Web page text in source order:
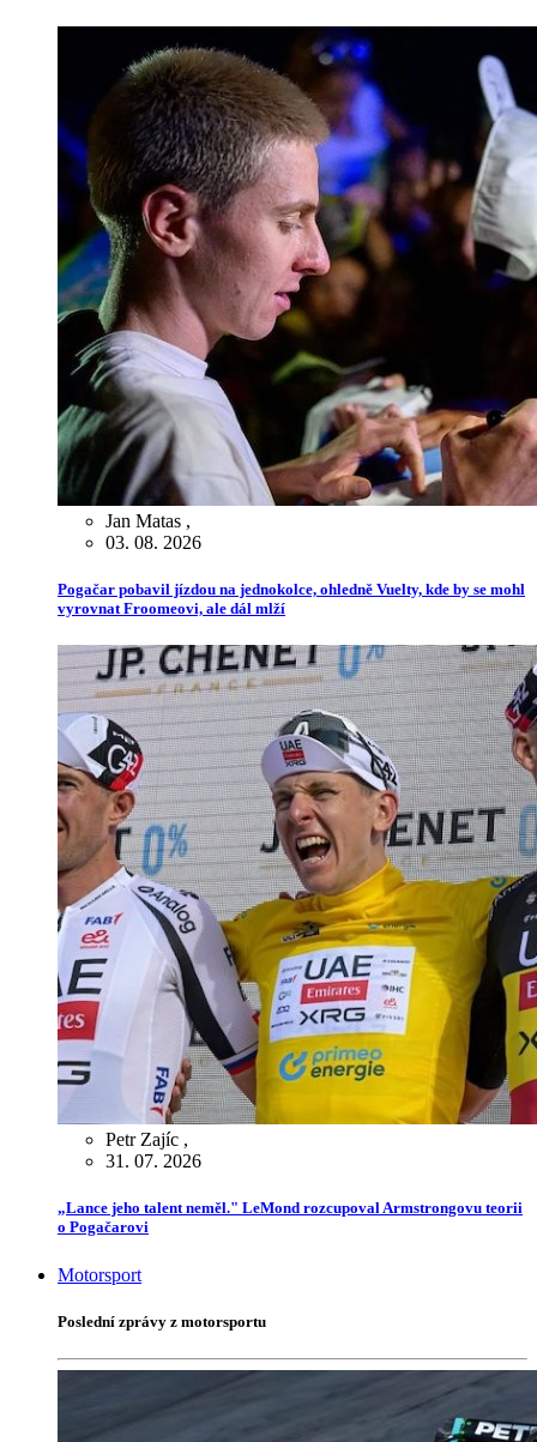
Jan Matas ,
03. 08. 2026
Pogačar pobavil jízdou na jednokolce, ohledně Vuelty, kde by se mohl
vyrovnat Froomeovi, ale dál mlží
Petr Zajíc ,
31. 07. 2026
„Lance jeho talent neměl." LeMond rozcupoval Armstrongovu teorii
o Pogačarovi
Motorsport
Poslední zprávy z motorsportu